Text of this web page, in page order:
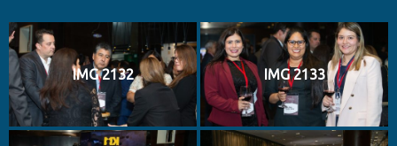
IMG 2132 IMG 2133